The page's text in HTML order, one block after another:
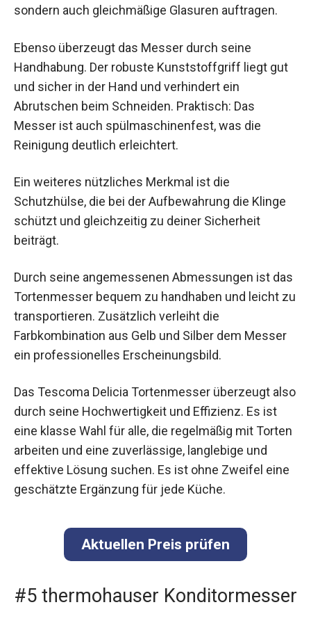
sondern auch gleichmäßige Glasuren auftragen.
Ebenso überzeugt das Messer durch seine
Handhabung. Der robuste Kunststoffgriff liegt gut
und sicher in der Hand und verhindert ein
Abrutschen beim Schneiden. Praktisch: Das
Messer ist auch spülmaschinenfest, was die
Reinigung deutlich erleichtert.
Ein weiteres nützliches Merkmal ist die
Schutzhülse, die bei der Aufbewahrung die Klinge
schützt und gleichzeitig zu deiner Sicherheit
beiträgt.
Durch seine angemessenen Abmessungen ist das
Tortenmesser bequem zu handhaben und leicht zu
transportieren. Zusätzlich verleiht die
Farbkombination aus Gelb und Silber dem Messer
ein professionelles Erscheinungsbild.
Das Tescoma Delicia Tortenmesser überzeugt also
durch seine Hochwertigkeit und Effizienz. Es ist
eine klasse Wahl für alle, die regelmäßig mit Torten
arbeiten und eine zuverlässige, langlebige und
effektive Lösung suchen. Es ist ohne Zweifel eine
geschätzte Ergänzung für jede Küche.
Aktuellen Preis prüfen
#5 thermohauser Konditormesser